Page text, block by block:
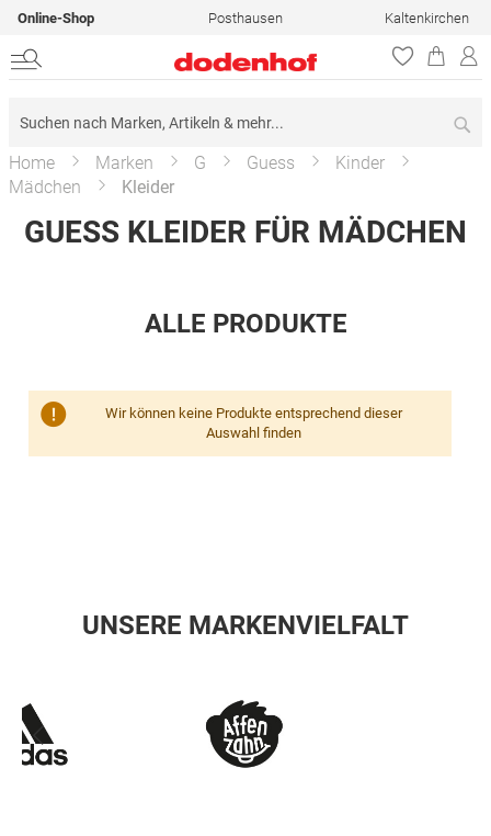
Online-Shop Posthausen Kaltenkirchen
Home Marken G Guess
Kinder
Mädchen
Kleider
GUESS KLEIDER FÜR MÄDCHEN
ALLE PRODUKTE
Wir können keine Produkte entsprechend dieser
Auswahl finden
UNSERE MARKENVIELFALT